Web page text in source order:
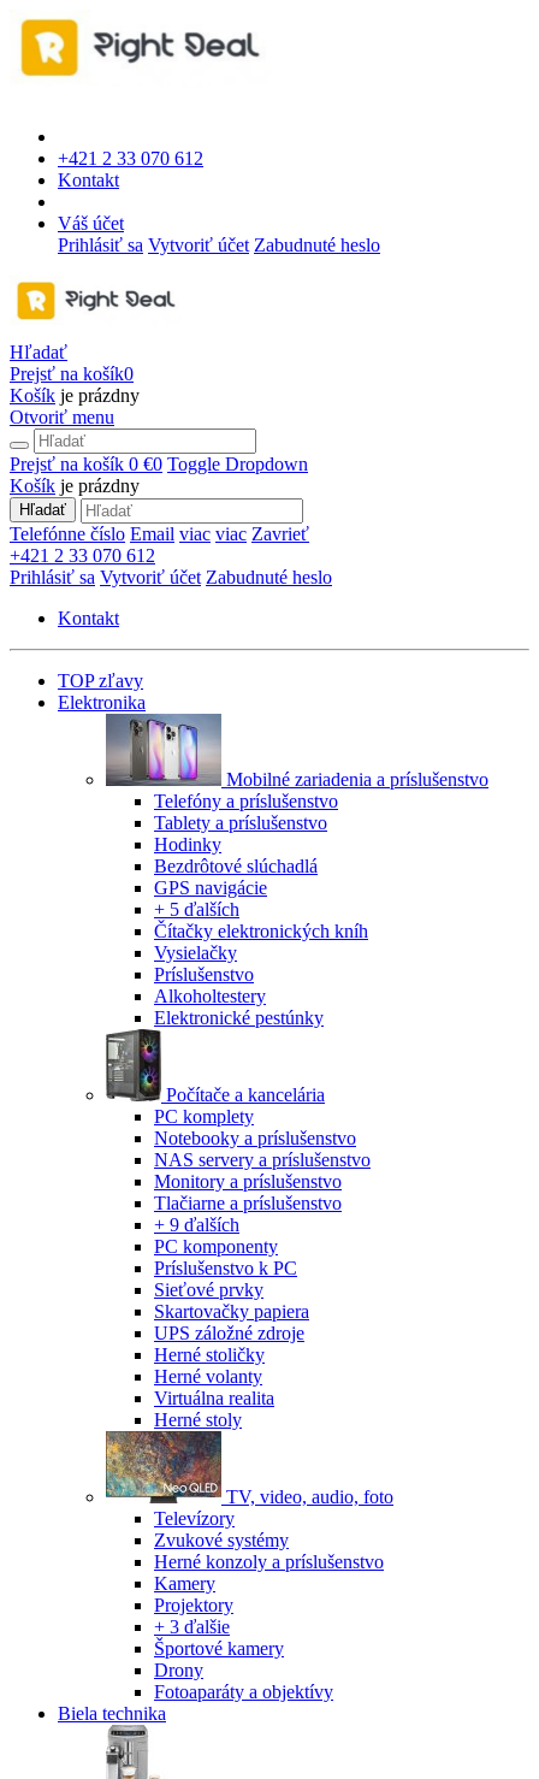
+421 2 33 070 612
Kontakt
Váš účet
Prihlásiť sa Vytvoriť účet Zabudnuté heslo
Hľadať
Prejsť na košík0
Košík je prázdny
Otvoriť menu
Prejsť na košík 0 €0 Toggle Dropdown
Košík je prázdny
Hľadať
Telefónne číslo Email viac viac Zavrieť
+421 2 33 070 612
Prihlásiť sa Vytvoriť účet Zabudnuté heslo
Kontakt
TOP zľavy
Elektronika
Mobilné zariadenia a príslušenstvo
Telefóny a príslušenstvo
Tablety a príslušenstvo
Hodinky
Bezdrôtové slúchadlá
GPS navigácie
+ 5 ďalších
Čítačky elektronických kníh
Vysielačky
Príslušenstvo
Alkoholtestery
Elektronické pestúnky
Počítače a kancelária
PC komplety
Notebooky a príslušenstvo
NAS servery a príslušenstvo
Monitory a príslušenstvo
Tlačiarne a príslušenstvo
+ 9 ďalších
PC komponenty
Príslušenstvo k PC
Sieťové prvky
Skartovačky papiera
UPS záložné zdroje
Herné stoličky
Herné volanty
Virtuálna realita
Herné stoly
TV, video, audio, foto
Televízory
Zvukové systémy
Herné konzoly a príslušenstvo
Kamery
Projektory
+ 3 ďalšie
Športové kamery
Drony
Fotoaparáty a objektívy
Biela technika